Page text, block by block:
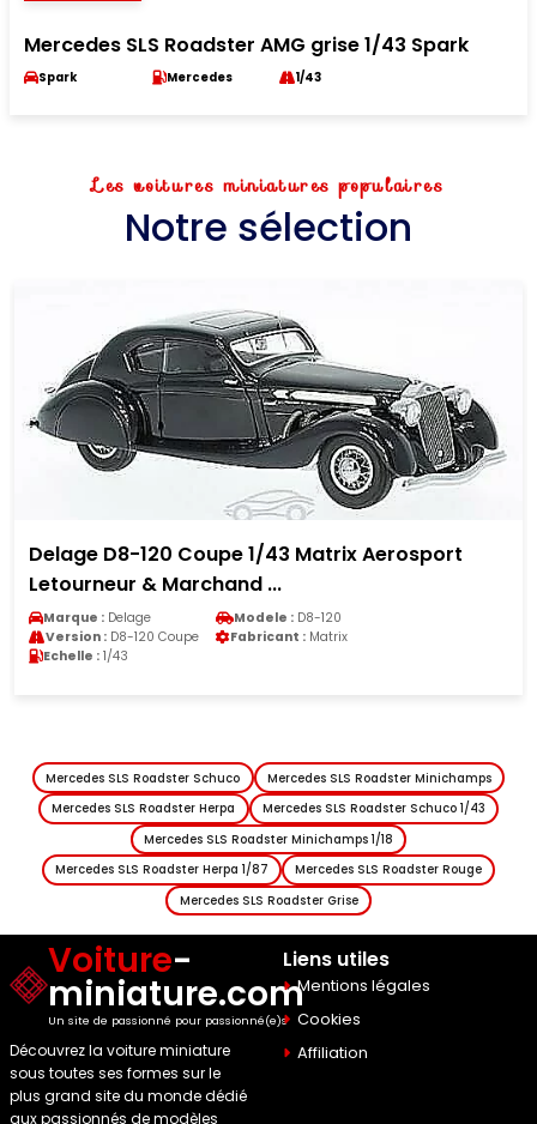
Mercedes SLS Roadster AMG grise 1/43 Spark
Spark Mercedes 1/43
Les voitures miniatures populaires
Notre sélection
Volvo XC40 Base 1/18 Paudi 40 blanche 2018
Marque :Volvo Modele :
Echelle : 1/18
Mercedes SLS Roadster Schuco
Mercedes SLS Roadster Minichamps
Mercedes SLS Roadster Herpa
Mercedes SLS Roadster Schuco 1/43
Mercedes SLS Roadster Minichamps 1/18
Mercedes SLS Roadster Herpa 1/87
Mercedes SLS Roadster Rouge
Mercedes SLS Roadster Grise
Voiture-
miniature.com
Un site de passionné pour passionné(e)s
Découvrez la voiture miniature
sous toutes ses formes sur le
plus grand site du monde dédié
aux passionnés de modèles
Liens utiles
Mentions légales
Cookies
Affiliation